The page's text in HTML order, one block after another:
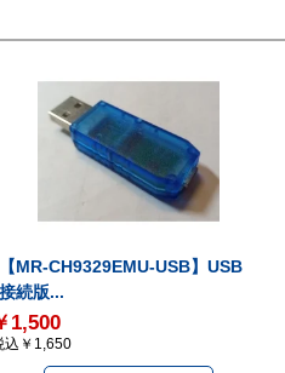
【MR-CH9329EMU-USB】USB
接続版...
1,500
込￥1,650